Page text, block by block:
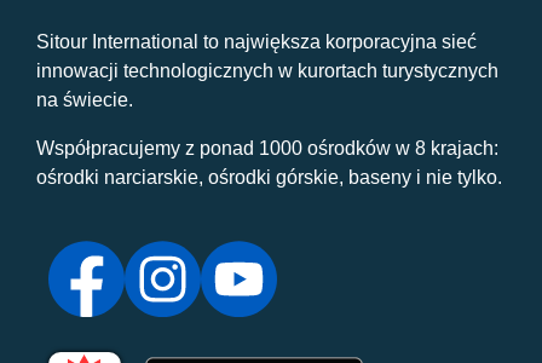
Sitour International to największa korporacyjna sieć
innowacji technologicznych w kurortach turystycznych
na świecie.
Współpracujemy z ponad 1000 ośrodków w 8 krajach:
ośrodki narciarskie, ośrodki górskie, baseny i nie tylko.